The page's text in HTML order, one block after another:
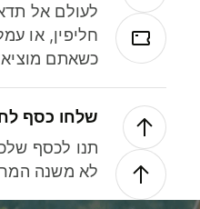
לעולם אל
חליפין, או
כשאתם
שלחו כסף
תנו לכסף
לא משנה